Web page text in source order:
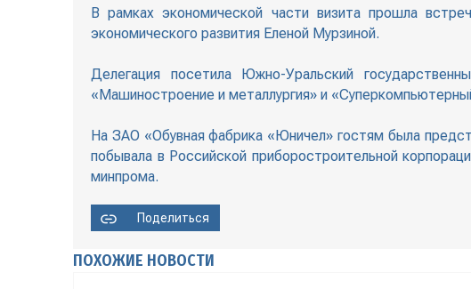
В рамках экономической части визита прошла
экономического развития Еленой Мурзиной.
Делегация посетила Южно-Уральский
«Машиностроение и металлургия» и
На ЗАО «Обувная фабрика «Юничел» гостям была
побывала в Российской приборостроительной
минпрома.
Поделиться
ПОХОЖИЕ НОВОСТИ